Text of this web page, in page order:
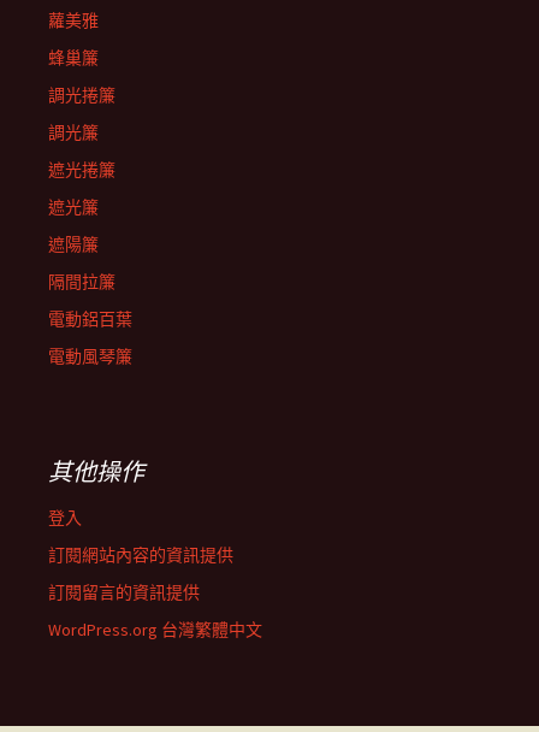
蘿美雅
蜂巢簾
調光捲簾
調光簾
遮光捲簾
遮光簾
遮陽簾
隔間拉簾
電動鋁百葉
電動風琴簾
其他操作
登入
訂閱網站內容的資訊提供
訂閱留言的資訊提供
WordPress.org 台灣繁體中文